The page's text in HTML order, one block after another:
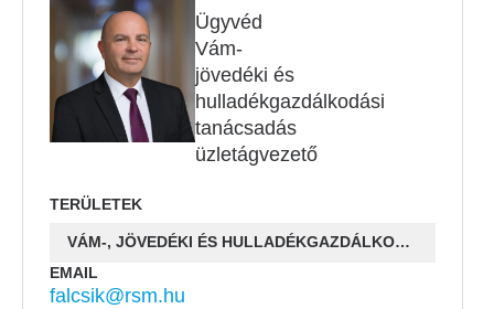
Ügyvéd
Vám-
jövedéki és
hulladékgazdálkodási
tanácsadás
üzletágvezető
TERÜLETEK
VÁM-, JÖVEDÉKI ÉS HULLADÉKGAZDÁLKODÁSI TANÁCSADÁS
EMAIL
falcsik@rsm.hu